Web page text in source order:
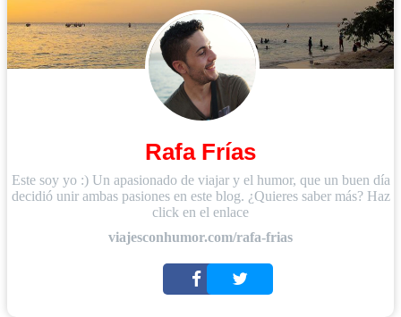
Rafa Frías
Este soy yo :) Un apasionado de viajar y el humor, que un buen día
decidió unir ambas pasiones en este blog. ¿Quieres saber más? Haz
click en el enlace
viajesconhumor.com/rafa-frias